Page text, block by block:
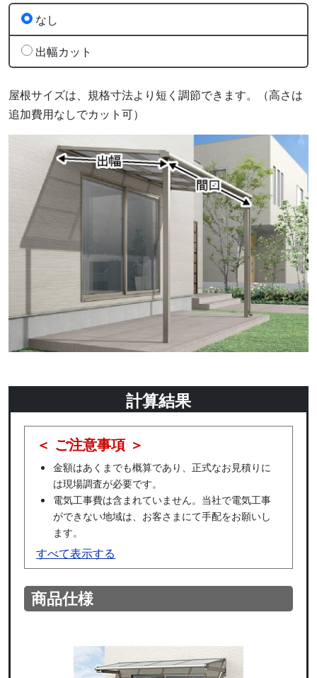
屋根サイズは、規格寸法より短く調節できます。（高さは
追加費用なしでカット可）
なし
出幅カット
計算結果
＜ ご注意事項 ＞
金額はあくまでも概算であり、正式なお見積りに
は現場調査が必要です。
電気工事費は含まれていません。当社で電気工事
ができない地域は、お客さまにて手配をお願いし
ます。
すべて表示する
商品仕様